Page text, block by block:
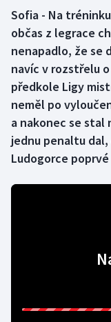
Box
Curling
Dostihy
Florbal
Futsal
Sofia - Na
občas z legrace
nenapadlo, že se
navíc v rozstřelu
předkole Ligy
neměl po
a nakonec se stal
jednu penaltu
Ludogorce